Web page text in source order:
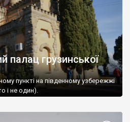
палац грузинської
пункті на південному узбережжі
і не один).